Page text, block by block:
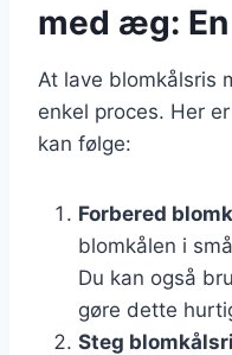
med æg:
At lave blomkålsris
enkel proces. Her
kan følge:
Forbered
blomkålen i
Du kan også
gøre dette
Steg